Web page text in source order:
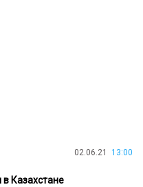
02.06.21 13:00
Казахстане